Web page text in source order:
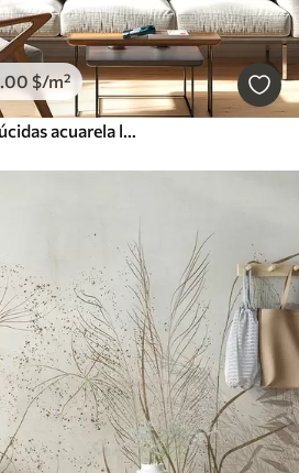
.00 $/m²
Flores abstractas translúcidas acuarela líquida